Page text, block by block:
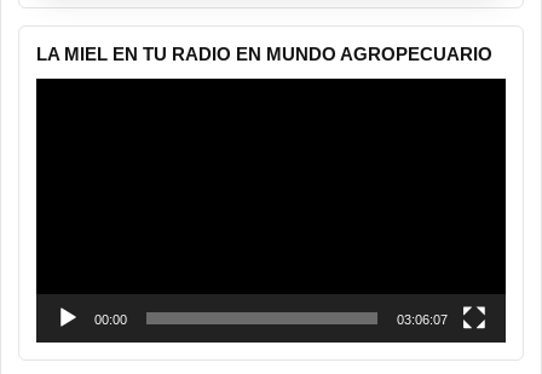
LA MIEL EN TU RADIO EN MUNDO AGROPECUARIO
00:00 03:06:07